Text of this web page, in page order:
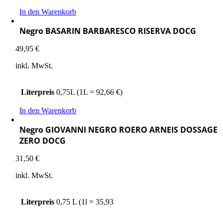
In den Warenkorb
Negro BASARIN BARBARESCO RISERVA DOCG
49,95€
inkl. MwSt.
Literpreis 0,75L (1L = 92,66 €)
In den Warenkorb
Negro GIOVANNI NEGRO ROERO ARNEIS DOSSAGE
ZERO DOCG
31,50€
inkl. MwSt.
Literpreis 0,75 L (1l = 35,93